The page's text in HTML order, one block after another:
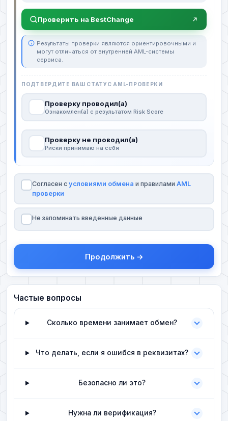
Проверить на BestChange
Результаты проверки являются ориентировочными и
могут отличаться от внутренней AML-системы
сервиса.
ПОДТВЕРДИТЕ ВАШ СТАТУС AML-ПРОВЕРКИ
Проверку проводил(а)
Ознакомлен(а) с результатом Risk Score
Проверку не проводил(а)
Риски принимаю на себя
Согласен с условиями обмена и правилами AML
проверки
Не запоминать введенные данные
Продолжить →
Частые вопросы
Сколько времени занимает обмен?
Что делать, если я ошибся в реквизитах?
Безопасно ли это?
Нужна ли верификация?